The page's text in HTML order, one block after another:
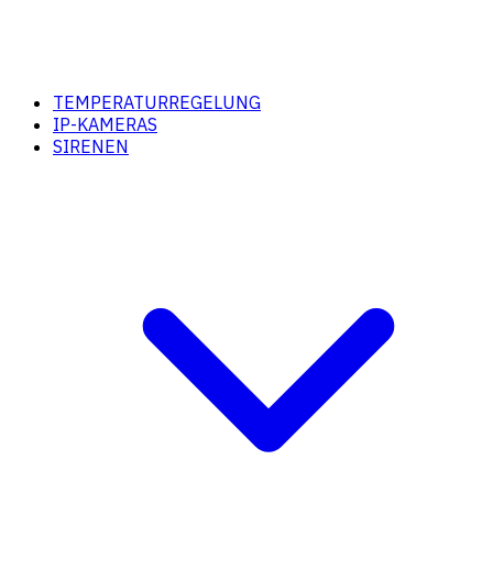
TEMPERATURREGELUNG
IP-KAMERAS
SIRENEN